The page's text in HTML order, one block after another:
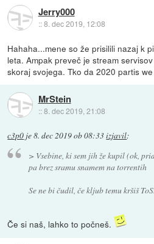
Jerry000
::8. dec 2019, 12:08
Hahaha...mene so že prisilili nazaj k
leta. Ampak preveč je stream
skoraj svojega. Tko da 2020 partis
MrStein
::8. dec 2019, 21:08
c3p0 je8. dec 2019 ob 08:33izjavil:
> Vsebine, ki sem jih že kupil (ok,
pa brez sramu snamem na torrentih
Se ne bi čudil, če kljub temu kršiš ToS.
Če si naš, lahko to počneš.